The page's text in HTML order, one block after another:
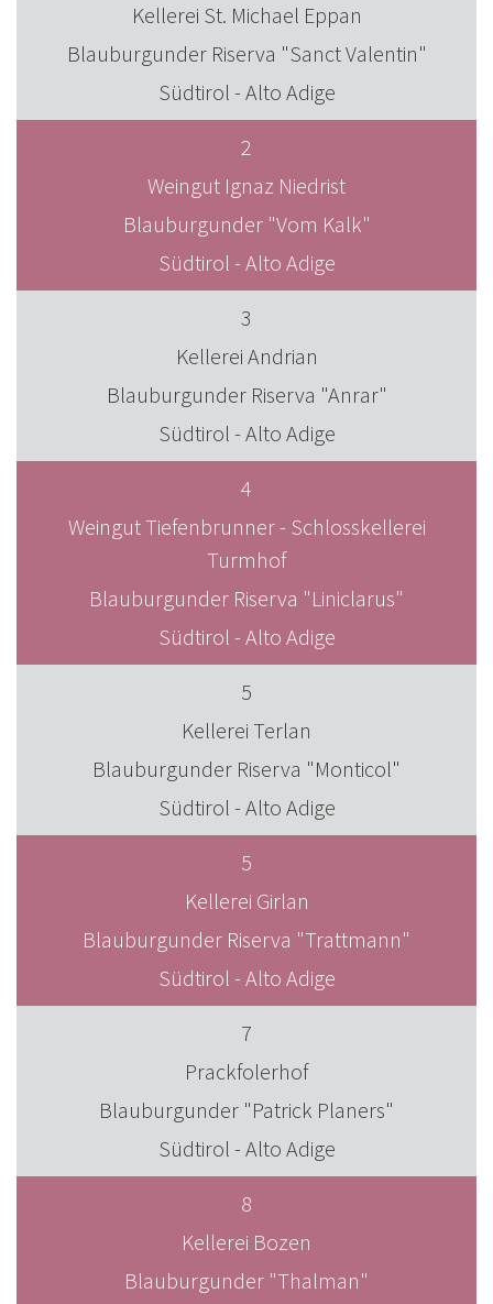
Kellerei St. Michael Eppan
Blauburgunder Riserva "Sanct Valentin"
Südtirol - Alto Adige
2
Weingut Ignaz Niedrist
Blauburgunder "Vom Kalk"
Südtirol - Alto Adige
3
Kellerei Andrian
Blauburgunder Riserva "Anrar"
Südtirol - Alto Adige
4
Weingut Tiefenbrunner - Schlosskellerei
Turmhof
Blauburgunder Riserva "Liniclarus"
Südtirol - Alto Adige
5
Kellerei Terlan
Blauburgunder Riserva "Monticol"
Südtirol - Alto Adige
5
Kellerei Girlan
Blauburgunder Riserva "Trattmann"
Südtirol - Alto Adige
7
Prackfolerhof
Blauburgunder "Patrick Planers"
Südtirol - Alto Adige
8
Kellerei Bozen
Blauburgunder "Thalman"